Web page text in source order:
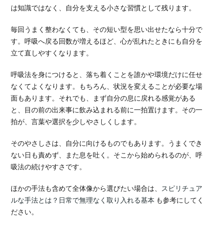
は知識ではなく、自分を支える小さな習慣として残ります。
毎回うまく整わなくても、その短い型を思い出せたなら十分で
す。呼吸へ戻る回数が増えるほど、心が乱れたときにも自分を
立て直しやすくなります。
呼吸法を身につけると、落ち着くことを誰かや環境だけに任せ
なくてよくなります。もちろん、状況を変えることが必要な場
面もあります。それでも、まず自分の息に戻れる感覚がある
と、目の前の出来事に飲み込まれる前に一拍置けます。その一
拍が、言葉や選択を少しやさしくします。
そのやさしさは、自分に向けるものでもあります。うまくでき
ない日も責めず、また息を吐く。そこから始められるのが、呼
吸法の続けやすさです。
ほかの手法も含めて全体像から選びたい場合は、
スピリチュア
ルな手法とは？日常で無理なく取り入れる基本 も参考にしてく
ださい。